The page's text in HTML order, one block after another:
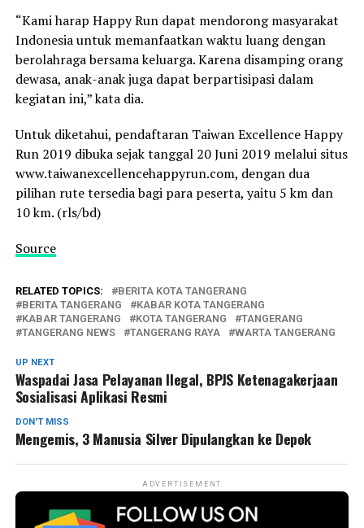
“Kami harap Happy Run dapat mendorong masyarakat
Indonesia untuk memanfaatkan waktu luang dengan
berolahraga bersama keluarga. Karena disamping orang
dewasa, anak-anak juga dapat berpartisipasi dalam
kegiatan ini,” kata dia.
Untuk diketahui, pendaftaran Taiwan Excellence Happy
Run 2019 dibuka sejak tanggal 20 Juni 2019 melalui situs
www.taiwanexcellencehappyrun.com, dengan dua
pilihan rute tersedia bagi para peserta, yaitu 5 km dan
10 km. (rls/bd)
Source
RELATED TOPICS:
BERITA KOTA TANGERANG
BERITA TANGERANG
KABAR KOTA TANGERANG
KABAR TANGERANG
KOTA TANGERANG
TANGERANG
TANGERANG NEWS
TANGERANG RAYA WARTA TANGERANG
UP NEXT
Waspadai Jasa Pelayanan Ilegal, BPJS Ketenagakerjaan
Sosialisasi Aplikasi Resmi
DON'T MISS
Mengemis, 3 Manusia Silver Dipulangkan ke Depok
ADVERTISEMENT